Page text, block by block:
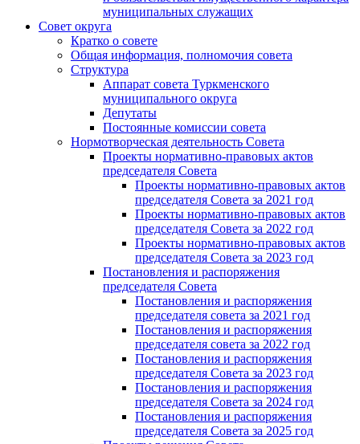
муниципальных служащих
Совет округа
Кратко о совете
Общая информация, полномочия совета
Структура
Аппарат совета Туркменского
муниципального округа
Депутаты
Постоянные комиссии совета
Нормотворческая деятельность Совета
Проекты нормативно-правовых актов
председателя Cовета
Проекты нормативно-правовых актов
председателя Cовета за 2021 год
Проекты нормативно-правовых актов
председателя Cовета за 2022 год
Проекты нормативно-правовых актов
председателя Cовета за 2023 год
Постановления и распоряжения
председателя Cовета
Постановления и распоряжения
председателя совета за 2021 год
Постановления и распоряжения
председателя совета за 2022 год
Постановления и распоряжения
председателя Cовета за 2023 год
Постановления и распоряжения
председателя Cовета за 2024 год
Постановления и распоряжения
председателя Cовета за 2025 год